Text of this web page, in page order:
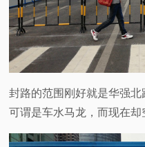
封路的范围刚好就是华强
可谓是车水马龙，而现在却